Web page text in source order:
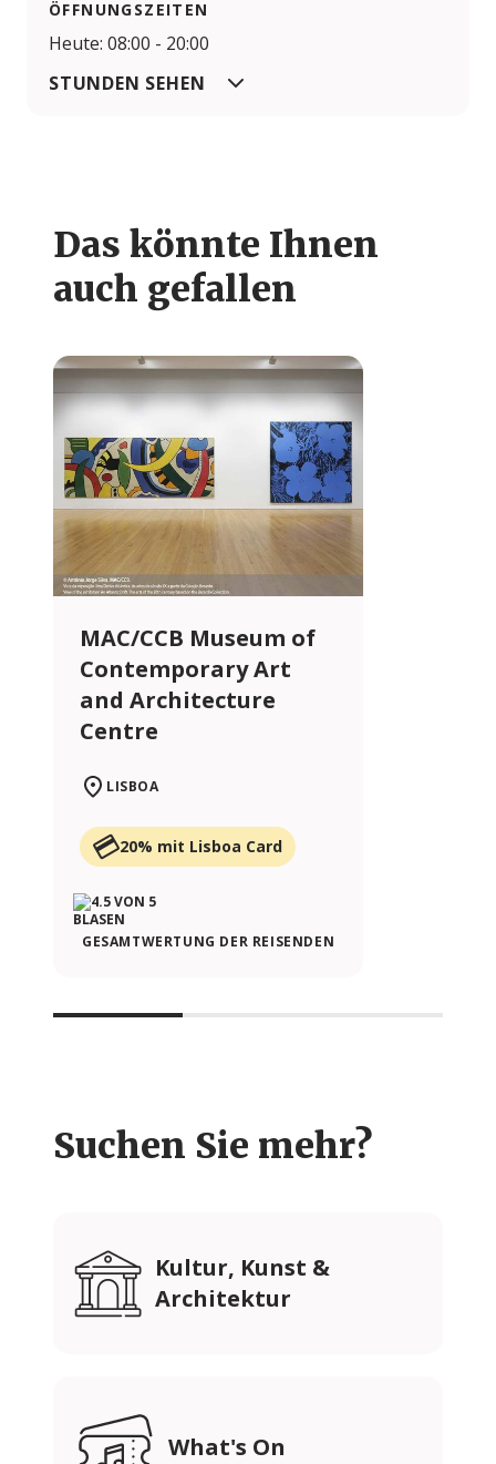
ÖFFNUNGSZEITEN
Heute: 08:00 - 20:00
STUNDEN SEHEN
Das könnte Ihnen
auch gefallen
MAC/CCB Museum of
Contemporary Art
and Architecture
Centre
LISBOA
20% mit Lisboa Card
GESAMTWERTUNG DER REISENDEN
Suchen Sie mehr?
Kultur, Kunst &
Architektur
What's On